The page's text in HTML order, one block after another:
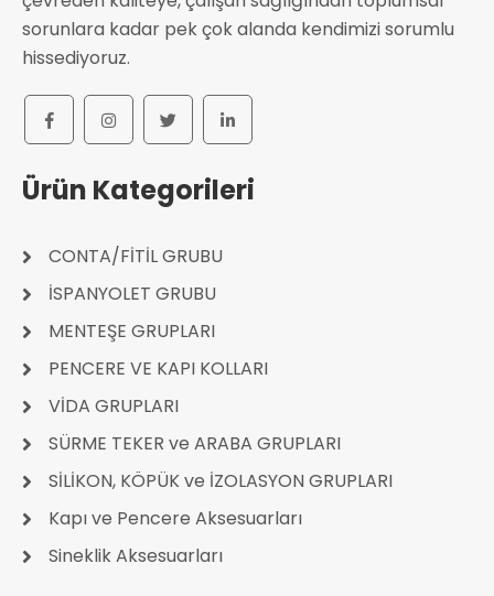
sorunlara kadar pek çok alanda kendimizi sorumlu
hissediyoruz.
Ürün Kategorileri
CONTA/FİTİL GRUBU
İSPANYOLET GRUBU
MENTEŞE GRUPLARI
PENCERE VE KAPI KOLLARI
VİDA GRUPLARI
SÜRME TEKER ve ARABA GRUPLARI
SİLİKON, KÖPÜK ve İZOLASYON GRUPLARI
Kapı ve Pencere Aksesuarları
Sineklik Aksesuarları